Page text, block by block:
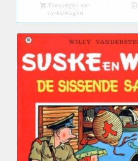
Toevoegen aan
winkelwagen